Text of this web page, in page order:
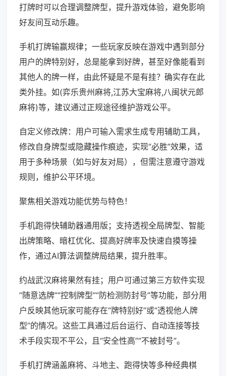
打牌时可以合理调整牌型，提升游戏体验，避免影响
好友间互动乐趣。
手机打牌输赢规律；一些玩家反映在游戏中遇到部分
用户的牌特别好，总是能拿到好牌，甚至好像能看到
其他人的牌一样，由此怀疑是不是有挂？确实存在此
类外挂。如(弈乐贵州麻将,江苏大宝麻将,八闽状元郎
麻将)等，建议通过正规途径维护游戏公平。
自定义修改牌：用户可输入需求生成专用辅助工具，
修改自身牌型或隐藏操作痕迹，实现“必胜”效果，适
用于多种场景（如与好友对局），但需注意遵守游戏
规则，维护公平环境。
聚焦相关游戏功能优势与特色！
手机跑得快辅助器通用版；支持透视全局牌型、智能
出牌策略、暗杠优化、提高好牌率及快速自摸等操
作，通过AI算法调整牌局结果，提升胜率。
约战武汉麻将果然有挂；用户可通过第三方软件实现
“随意选牌”“控制牌型”“防检测防封号”等功能，部分用
户反映其他玩家可能存在“牌特别好”或“透视他人牌
型”的情况。这些工具通过后台运行、自动连接等技
术手段实现不平公，且“安全性高”“不被封号”。
手机打牌涵盖麻将、斗地主、跑得快等多种经典棋